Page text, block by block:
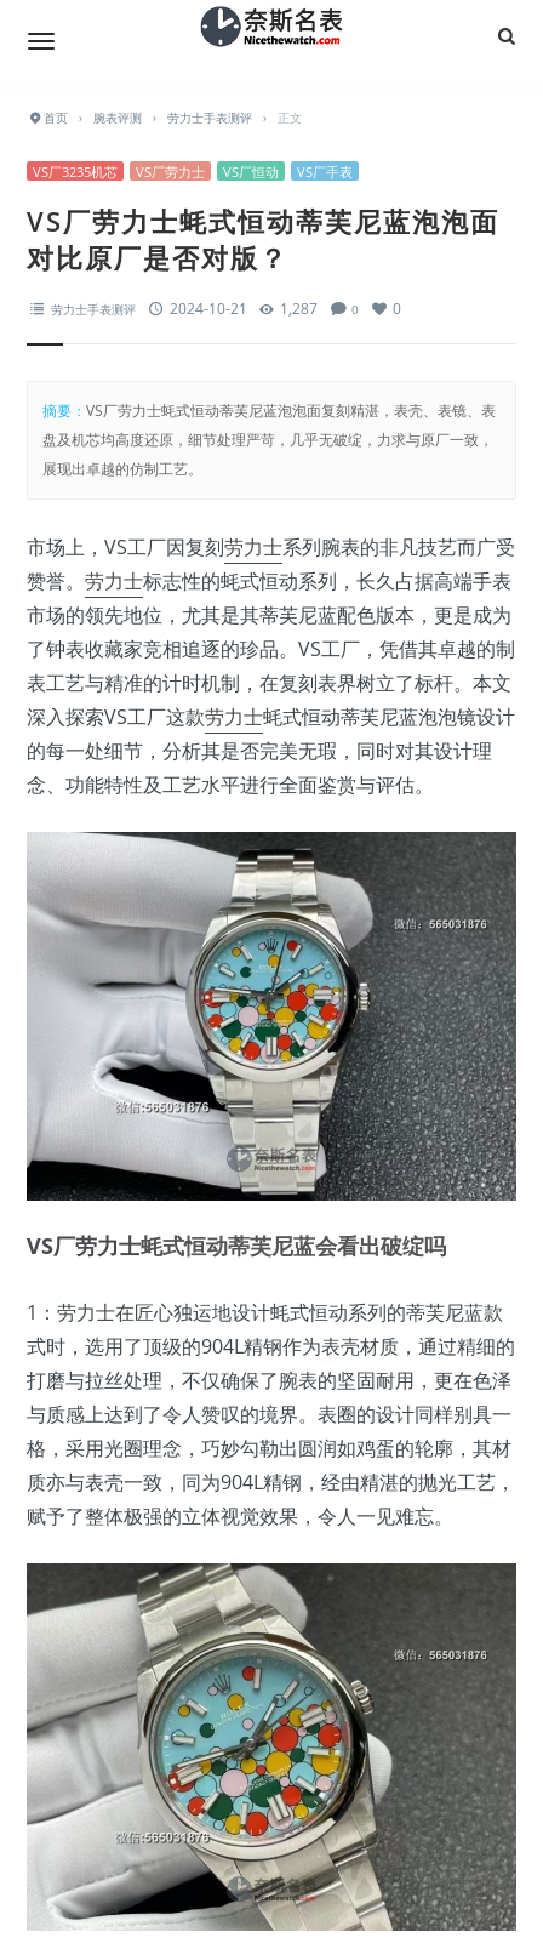
首页 › 腕表评测 › 劳力士手表测评 › 正文
VS厂3235机芯 VS厂劳力士 VS厂恒动 VS厂手表
VS厂劳力士蚝式恒动蒂芙尼蓝泡泡面
对比原厂是否对版？
劳力士手表测评 2024-10-21 1,287 0 0
摘要：VS厂劳力士蚝式恒动蒂芙尼蓝泡泡面复刻精湛，表壳、表镜、表
盘及机芯均高度还原，细节处理严苛，几乎无破绽，力求与原厂一致，
展现出卓越的仿制工艺。
市场上，VS工厂因复刻劳力士系列腕表的非凡技艺而广受
赞誉。 劳力士标志性的蚝式恒动系列，长久占据高端手表
市场的领先地位，尤其是其蒂芙尼蓝配色版本，更是成为
了钟表收藏家竞相追逐的珍品。VS工厂，凭借其卓越的制
表工艺与精准的计时机制，在复刻表界树立了标杆。本文
深入探索VS工厂这款劳力士蚝式恒动蒂芙尼蓝泡泡镜设计
的每一处细节，分析其是否完美无瑕，同时对其设计理
念、功能特性及工艺水平进行全面鉴赏与评估。
VS厂劳力士蚝式恒动蒂芙尼蓝会看出破绽吗
1：劳力士在匠心独运地设计蚝式恒动系列的蒂芙尼蓝款
式时，选用了顶级的904L精钢作为表壳材质，通过精细的
打磨与拉丝处理，不仅确保了腕表的坚固耐用，更在色泽
与质感上达到了令人赞叹的境界。表圈的设计同样别具一
格，采用光圈理念，巧妙勾勒出圆润如鸡蛋的轮廓，其材
质亦与表壳一致，同为904L精钢，经由精湛的抛光工艺，
赋予了整体极强的立体视觉效果，令人一见难忘。